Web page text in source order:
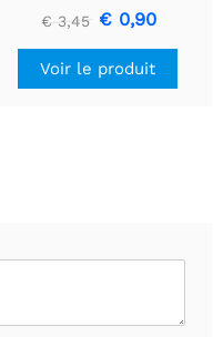
connexion - 3V 25 mm de
long - Vert
€ 3,45 € 0,90
Voir le produit